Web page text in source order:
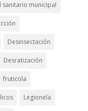
sanitario municipal
Desinsectación
Desratización
fruticola
Legionela